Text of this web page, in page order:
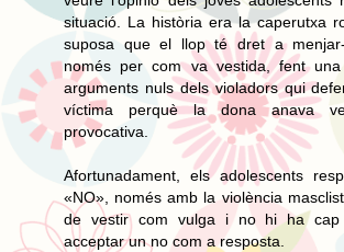
situació. La història era la caperutxa
suposa que el llop té dret a
només per com va vestida, fent
arguments nuls dels violadors qui
víctima perquè la dona anava
provocativa.
Afortunadament, els adolescents
«NO», només amb la violència
de vestir com vulga i no hi ha cap
acceptar un no com a resposta.